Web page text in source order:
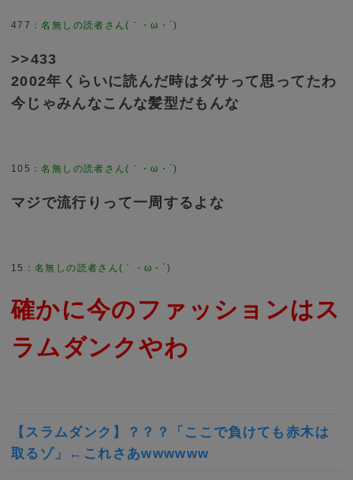
477
>>433
2002年くらいに読んだ時はダサって思ってたわ
今じゃみんなこんな髪型だもんな
105
マジで流行りって一周するよな
15
確かに今のファッションはス
ラムダンクやわ
【スラムダンク】？？？「ここで負けても赤木は
取るゾ」←これさあwwwwww